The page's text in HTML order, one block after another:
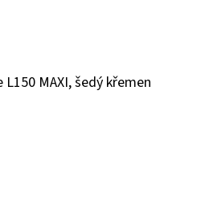
MAXI, šedý křemen